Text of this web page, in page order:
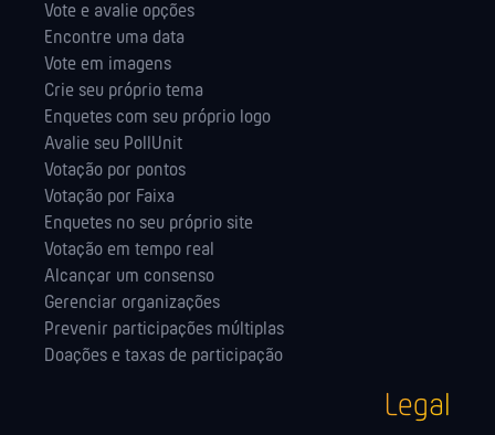
Vote e avalie opções
Encontre uma data
Vote em imagens
Crie seu próprio tema
Enquetes com seu próprio logo
Avalie seu PollUnit
Votação por pontos
Votação por Faixa
Enquetes no seu próprio site
Votação em tempo real
Alcançar um consenso
Gerenciar organizações
Prevenir participações múltiplas
Doações e taxas de participação
Legal